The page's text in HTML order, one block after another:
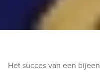
Het succes van een